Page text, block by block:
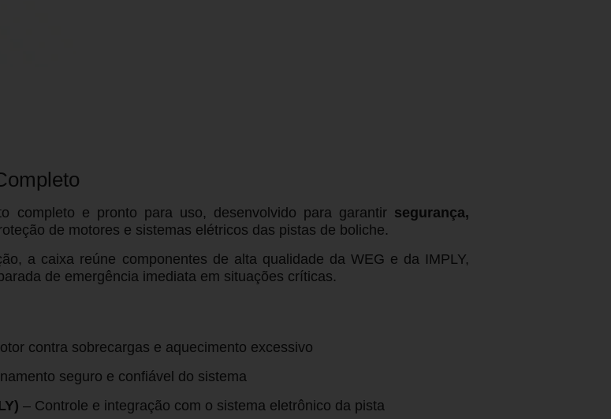
completo e pronto para uso, desenvolvido para garantir segurança,
de motores e sistemas elétricos das pistas de boliche.
a caixa reúne componentes de alta qualidade da WEG e da IMPLY,
de emergência imediata em situações críticas.
contra sobrecargas e aquecimento excessivo
seguro e confiável do sistema
– Controle e integração com o sistema eletrônico da pista